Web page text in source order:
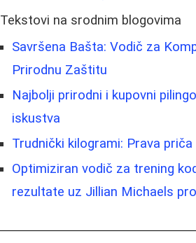
Tekstovi na srodnim blogovima
Savršena Bašta: Vodič za
Prirodnu Zaštitu
Najbolji prirodni i kupovni
iskustva
Trudnički kilogrami: Prava
Optimiziran vodič za trening
rezultate uz Jillian Michaels